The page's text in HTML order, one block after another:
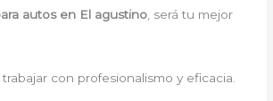
autos en El agustino , será tu mejor
con profesionalismo y eficacia.